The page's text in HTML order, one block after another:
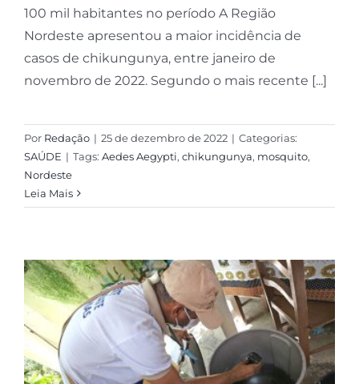
100 mil habitantes no período A Região
Nordeste apresentou a maior incidência de
casos de chikungunya, entre janeiro de
novembro de 2022. Segundo o mais recente [...]
Por Redação | 25 de dezembro de 2022 | Categorias:
SAÚDE | Tags: Aedes Aegypti, chikungunya, mosquito,
Nordeste
Leia Mais